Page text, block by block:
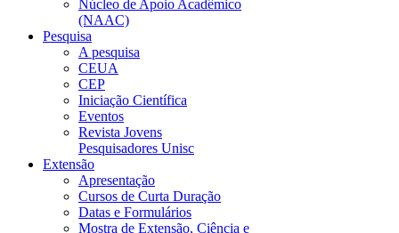
Núcleo de Apoio Acadêmico
(NAAC)
Pesquisa
A pesquisa
CEUA
CEP
Iniciação Científica
Eventos
Revista Jovens
Pesquisadores Unisc
Extensão
Apresentação
Cursos de Curta Duração
Datas e Formulários
Mostra de Extensão, Ciência e